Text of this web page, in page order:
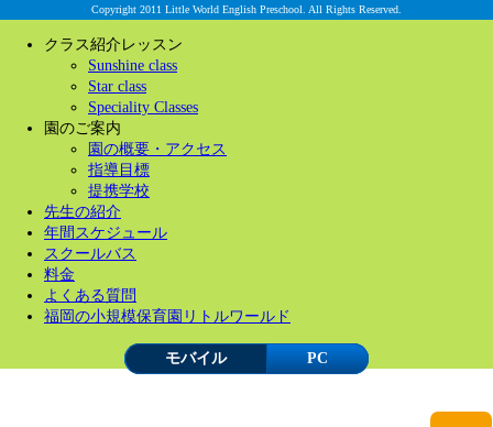
Copyright 2011 Little World English Preschool. All Rights Reserved.
クラス紹介レッスン
Sunshine class
Star class
Speciality Classes
園のご案内
園の概要・アクセス
指導目標
提携学校
先生の紹介
年間スケジュール
スクールバス
料金
よくある質問
福岡の小規模保育園リトルワールド
モバイル PC